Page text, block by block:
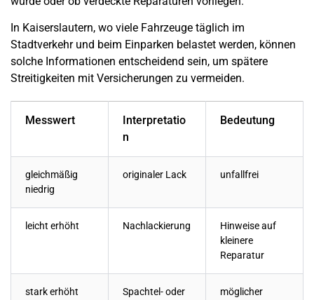
In Kaiserslautern, wo viele Fahrzeuge täglich im
Stadtverkehr und beim Einparken belastet werden, können
solche Informationen entscheidend sein, um spätere
Streitigkeiten mit Versicherungen zu vermeiden.
Messwert
Interpretatio
n
Bedeutung
gleichmäßig
niedrig
originaler Lack unfallfrei
leicht erhöht Nachlackierung
Hinweise auf
kleinere
Reparatur
stark erhöht
Spachtel- oder
möglicher